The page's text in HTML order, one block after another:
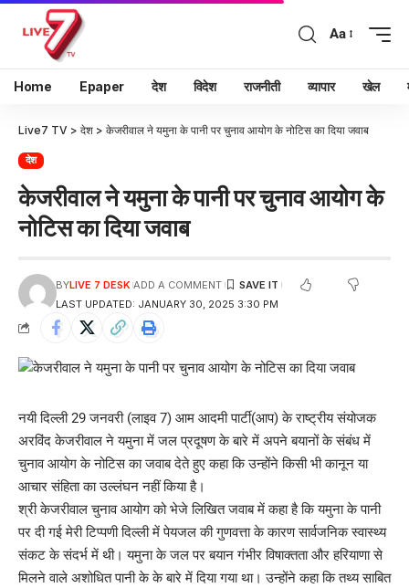
Aa
Home Epaper देश विदेश राजनीती व्यापार खेल
Live7 TV > देश > केजरीवाल ने यमुना के पानी पर चुनाव आयोग के नोटिस का दिया जवाब
देश
केजरीवाल ने यमुना के पानी पर चुनाव आयोग के
नोटिस का दिया जवाब
LAST UPDATED: JANUARY 30, 2025 3:30 PM
BYLIVE 7 DESK ADD A COMMENT
नयी दिल्ली 29 जनवरी (लाइव 7) आम आदमी पार्टी(आप) के राष्ट्रीय संयोजक
अरविंद केजरीवाल ने यमुना में जल प्रदूषण के बारे में अपने बयानों के संबंध में
चुनाव आयोग के नोटिस का जवाब देते हुए कहा कि उन्होंने किसी भी कानून या
आचार संहिता का उल्लंघन नहीं किया है।
श्री केजरीवाल चुनाव आयोग को भेजे लिखित जवाब में कहा है कि यमुना के पानी
पर दी गई मेरी टिप्पणी दिल्ली में पेयजल की गुणवत्ता के कारण सार्वजनिक स्वास्थ्य
संकट के संदर्भ में थी। यमुना के जल पर बयान गंभीर विषाक्तता और हरियाणा से
मिलने वाले अशोधित पानी के के बारे में दिया गया था। उन्होंने कहा कि तथ्य साबित